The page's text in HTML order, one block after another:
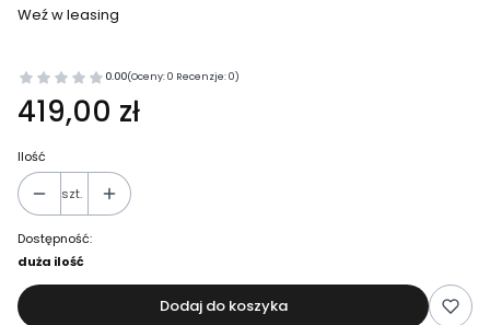
Weź w leasing
0.00(Oceny: 0 Recenzje: 0)
419,00 zł
Ilość
szt.
Dostępność:
duża ilość
Dodaj do koszyka